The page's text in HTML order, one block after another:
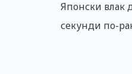
Японски влак
секунди по-